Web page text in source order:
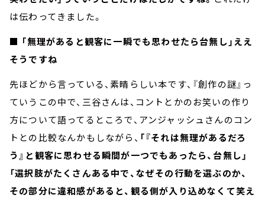
は伝わってきました。
■ 「無理があると観客に一瞬でも思わせたら台無し」ええ
そうですね
先ほどから言っている、素晴らしい本です、『創作の謎』っ
ていうこの中で、三谷さんは、コントとかのお笑いの作り
方について語ってるところで、アンジャッシュさんのコン
トとの比較なんかもしながら、 「『それは無理があるだろ
う』と観客に思わせる瞬間が一つでもあったら、台無し」
「選択肢がたくさんある中で、なぜその行動を選ぶのか、
その部分に違和感があると、観る側が入り込めなくて笑え